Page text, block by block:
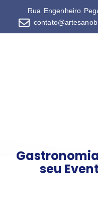
Rua Engenheiro
seu